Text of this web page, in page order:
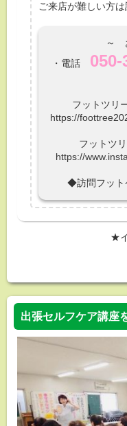
ご来店が難しい方
～
・電話 050-
フットツリ
https://
フットツ
https://
◆訪問フット
★
出張セルフケア講座